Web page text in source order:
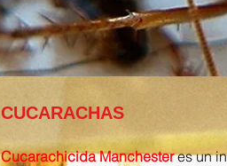
CUCARACHAS
Cucarachicida Manchesteres un